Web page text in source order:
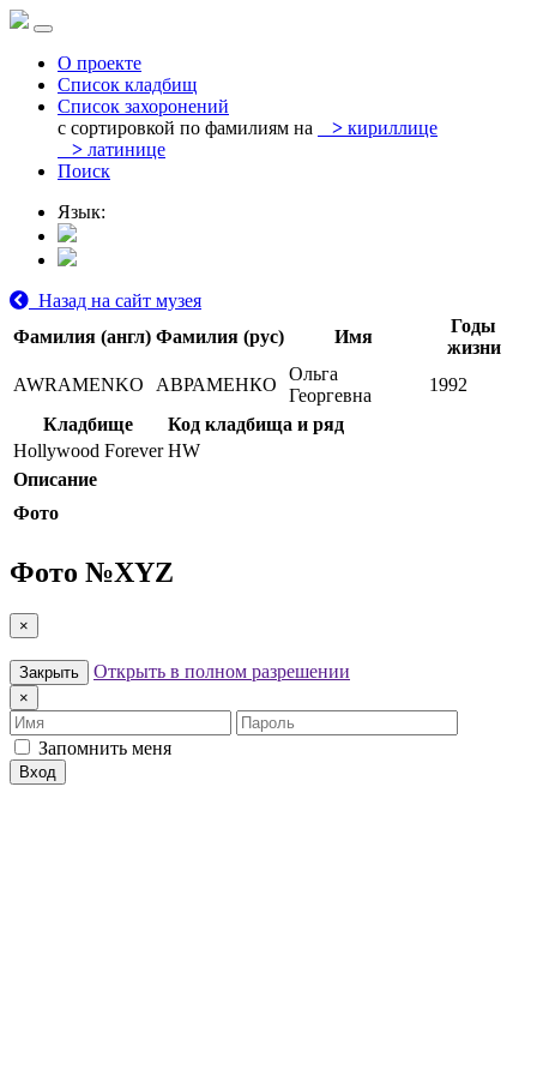
О проекте
Список кладбищ
Список захоронений
с сортировкой по фамилиям на
> кириллице
> латинице
Поиск
Язык:
Назад на сайт музея
Фамилия (англ) Фамилия (рус) Имя
Годы
жизни
AWRAMENKO
АВРАМЕНКО
Ольга
Георгевна
1992
Кладбище
Код кладбища и ряд
Hollywood Forever HW
Описание
Фото
Фото №XYZ
×
Закрыть Открыть в полном разрешении
×
Имя
Пароль
Запомнить меня
Вход